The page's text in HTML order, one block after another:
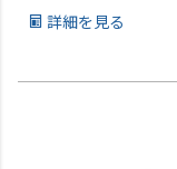
詳細を見る